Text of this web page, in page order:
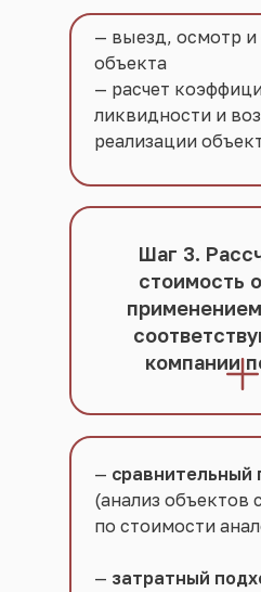
— выезд, осмотр
объекта
— расчет
ликвидности и
реализации
Шаг 3.
стоимость
компании
— сравнительный
(анализ объектов
по стоимости
— затратный